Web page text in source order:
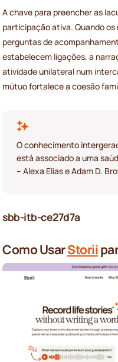
A chave para preencher as
participação ativa. Quando
perguntas de
estabelecem ligações, a
atividade unilateral num
mútuo fortalece a coesão
O conhecimento
está associado a uma
– Alexa Elias e Adam D.
sbb-itb-ce27d7a
Como UsarStorii